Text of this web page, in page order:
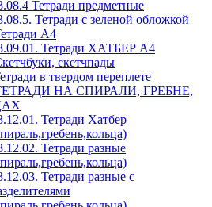
Тетради предметные
Тетради с зеленой обложкой
А4
Тетради ХАТБЕР А4
скетчпады
в твердом переплете
НА СПИРАЛИ, ГРЕБНЕ,
Тетради Хатбер
Тетради разные
Тетради разные с